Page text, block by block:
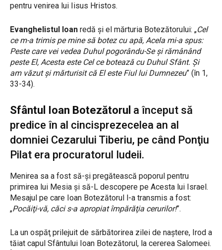
pentru venirea lui Iisus Hristos.
Evanghelistul Ioan redă şi el mărturia Botezătorului: „Cel
ce m-a trimis pe mine să botez cu apă, Acela mi-a spus:
Peste care vei vedea Duhul pogorându-Se şi rămânând
peste El, Acesta este Cel ce botează cu Duhul Sfânt. Şi
am văzut şi mărturisit că El este Fiul lui Dumnezeu” (în 1,
33-34).
Sfântul Ioan Botezătorul a început să
predice în al cincisprezecelea an al
domniei Cezarului Tiberiu, pe când Ponţiu
Pilat era procuratorul Iudeii.
Menirea sa a fost să-şi pregătească poporul pentru
primirea lui Mesia şi să-L descopere pe Acesta lui Israel.
Mesajul pe care Ioan Botezătorul l-a transmis a fost:
„Pocăiţi-vă, căci s-a apropiat împărăţia cerurilor!”.
La un ospăţ prilejuit de sărbătorirea zilei de naştere, Irod a
tăiat capul Sfântului Ioan Botezătorul, la cererea Salomeei.